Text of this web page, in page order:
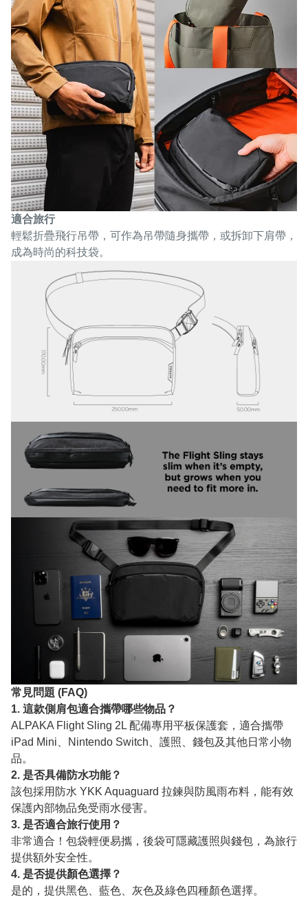
適合旅行
輕鬆折疊飛行吊帶，可作為吊帶隨身攜帶，或拆卸下肩帶，
成為時尚的科技袋。
常見問題 (FAQ)
1. 這款側肩包適合攜帶哪些物品？
ALPAKA Flight Sling 2L 配備專用平板保護套，適合攜帶
iPad Mini、Nintendo Switch、護照、錢包及其他日常小物
品。
2. 是否具備防水功能？
該包採用防水 YKK Aquaguard 拉鍊與防風雨布料，能有效
保護內部物品免受雨水侵害。
3. 是否適合旅行使用？
非常適合！包袋輕便易攜，後袋可隱藏護照與錢包，為旅行
提供額外安全性。
4. 是否提供顏色選擇？
是的，提供黑色、藍色、灰色及綠色四種顏色選擇。